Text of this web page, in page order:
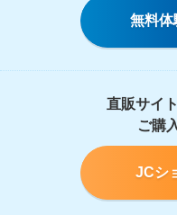
無料体
直販サイ
ご購
JCシ